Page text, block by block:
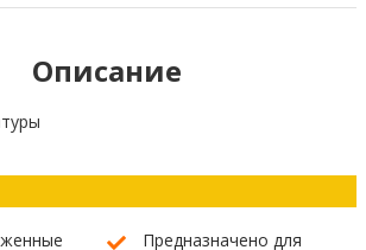
Описание
Предназначено для